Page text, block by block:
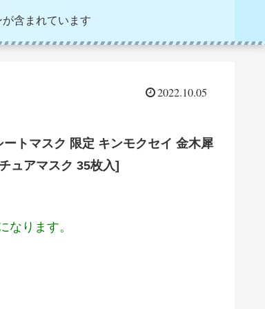
含まれています
2022.10.05
トマスク 限定 キンモクセイ 金木犀
ュアマスク 35枚入]
なります。